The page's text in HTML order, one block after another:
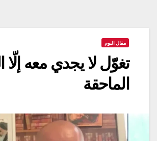
مقال اليوم
تغوّل لا يجدي معه إلّا
الماحقة